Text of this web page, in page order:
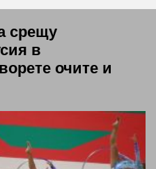
срещу
в
очите и